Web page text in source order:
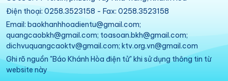
Điện thoại: 0258.3523158 - Fax: 0258.3523158
Email: baokhanhhoadientu@gmail.com;
quangcaobkh@gmail.com; toasoan.bkh@gmail.com;
dichvuquangcaoktv@gmail.com; ktv.org.vn@gmail.com
Ghi rõ nguồn "Báo Khánh Hòa điện tử" khi sử dụng thông tin từ
website này